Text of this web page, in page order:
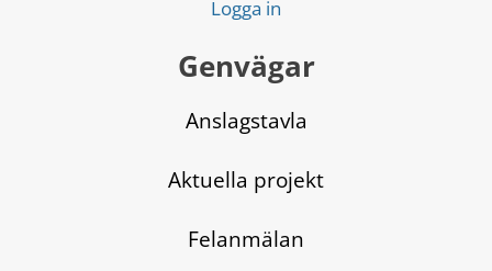
Logga in
Genvägar
Anslagstavla
Aktuella projekt
Felanmälan